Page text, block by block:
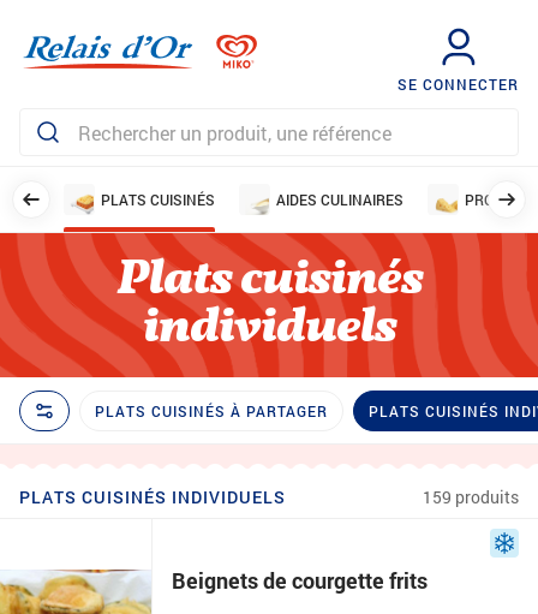
SE CONNECTER
PLATS CUISINÉS AIDES CULINAIRES
Plats cuisinés
individuels
PLATS CUISINÉS À PARTAGER PLATS CUISINÉS
PLATS CUISINÉS INDIVIDUELS 159 produits
Beignets de courgette frits